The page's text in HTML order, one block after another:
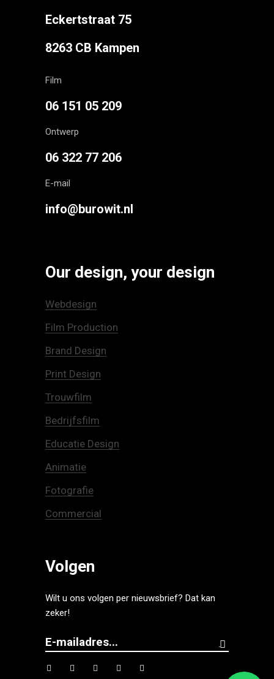
Eckertstraat 75
8263 CB Kampen
Film
06 151 05 209
Ontwerp
06 322 77 206
E-mail
info@burowit.nl
Our design, your design
Webdesign
Film Production
Brand Design
Print Design
Trouwfilm
Bedrijfsfilm
Educatie Design
Animatie
Fotografie
Commercial
Volgen
Wilt u ons volgen per nieuwsbrief? Dat kan
zeker!